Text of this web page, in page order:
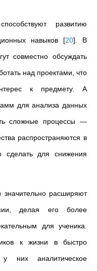
развитию
навыков [20] . В
совместно обсуждать
над проектами, что
к предмету. А
для анализа данных
сложные процессы —
распространяются в
для снижения
расширяют
делая его более
для ученика.
к жизни в быстро
них аналитическое